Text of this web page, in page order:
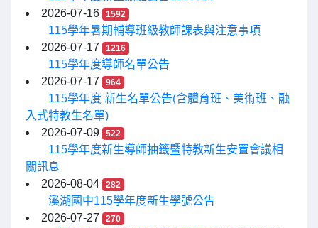
2026-07-16
1592
115學年暑期輔導班級教師課表與注意事項
2026-07-17
1216
115學年度導師名單公告
2026-07-17
964
115學年度 新生名單公告(含體育班、美術班、融
入式特教生名單)
2026-07-09
522
115學年度新生導師抽籤暨特教新生安置會議相
關訊息
2026-08-04
282
溪湖國中115學年度新生學號公告
2026-07-27
270